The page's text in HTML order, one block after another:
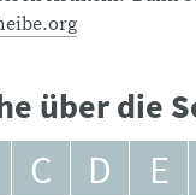
über die
C D E